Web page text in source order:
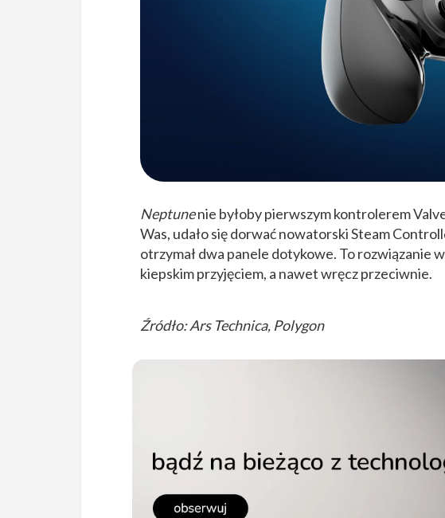
Neptunenie byłoby pierwszym kontrolerem
Was, udało się dorwać nowatorski Steam
otrzymał dwa panele dotykowe. To rozwiązanie
kiepskim przyjęciem, a nawet wręcz przeciwnie.
Źródło: Ars Technica, Polygon